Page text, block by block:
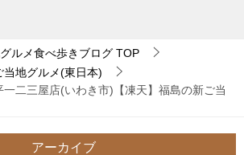
ルメ食べ歩きブログ TOP
当地グルメ(東日本)
一二三屋店(いわき市)【凍天】福島の新ご当
アーカイブ